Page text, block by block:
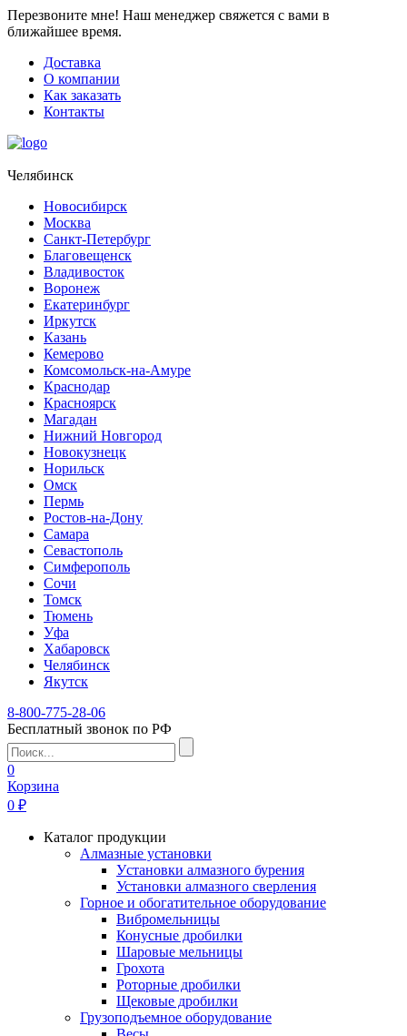
Перезвоните мне! Наш менеджер свяжется с вами в
ближайшее время.
Доставка
О компании
Как заказать
Контакты
Челябинск
Новосибирск
Москва
Санкт-Петербург
Благовещенск
Владивосток
Воронеж
Екатеринбург
Иркутск
Казань
Кемерово
Комсомольск-на-Амуре
Краснодар
Красноярск
Магадан
Нижний Новгород
Новокузнецк
Норильск
Омск
Пермь
Ростов-на-Дону
Самара
Севастополь
Симферополь
Сочи
Томск
Тюмень
Уфа
Хабаровск
Челябинск
Якутск
8-800-775-28-06
Бесплатный звонок по РФ
0
Корзина
0 ₽
Каталог продукции
Алмазные установки
Уcтановки алмазного бурения
Установки алмазного сверления
Горное и обогатительное оборудование
Вибромельницы
Конусные дробилки
Шаровые мельницы
Грохота
Роторные дробилки
Щековые дробилки
Грузоподъемное оборудование